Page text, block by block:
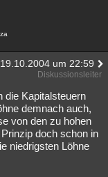
19.10.2004 um 22:59
Diskussionsleiter
die Kapitalsteuern
demnach auch,
von den zu hohen
doch schon in
niedrigsten Löhne